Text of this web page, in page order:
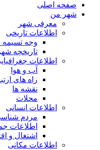
صفحه اصلی
شهر من
معرفی شهر
اطلاعات تاریخی
وجه تسیمه
تاریخچه شهر
اطلاعات
آب و هوا
راه های
نقشه ها
محلات
اطلاعات انسانی
مردم
اطلاعات
اشتغال و
اطلاعات مکانی